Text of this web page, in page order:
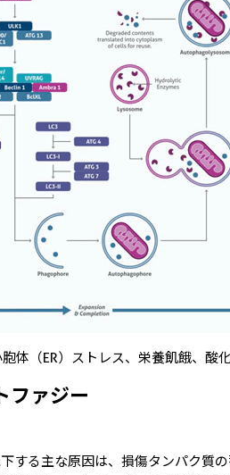
体（ER）ストレス、栄養飢餓、酸
ファジー
する主な原因は、損傷タンパク質